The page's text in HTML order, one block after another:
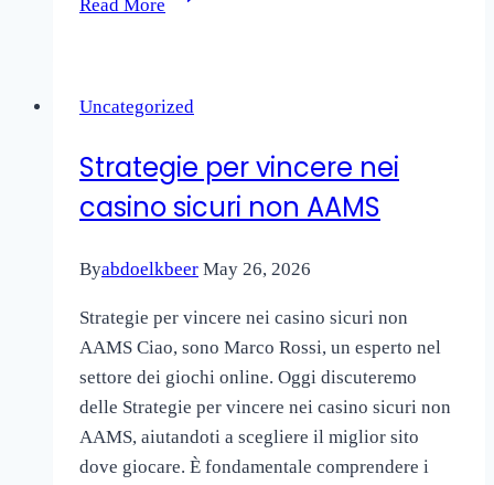
Read More
For
&
Ios
Uncategorized
Strategie per vincere nei
casino sicuri non AAMS
Byabdoelkbeer May 26, 2026
Strategie per vincere nei casino sicuri non
AAMS Ciao, sono Marco Rossi, un esperto nel
settore dei giochi online. Oggi discuteremo
delle Strategie per vincere nei casino sicuri non
AAMS, aiutandoti a scegliere il miglior sito
dove giocare. È fondamentale comprendere i